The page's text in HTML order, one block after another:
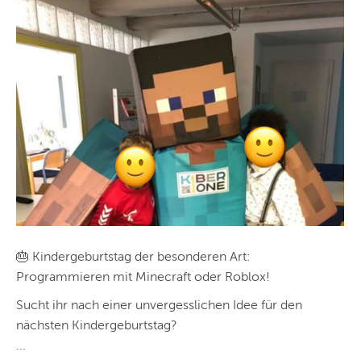
WIEN
ZÜRICH
ANDERE
🎂 Kindergeburtstag der besonderen Art:
Programmieren mit Minecraft oder Roblox!
Sucht ihr nach einer unvergesslichen Idee für den
nächsten Kindergeburtstag?
...